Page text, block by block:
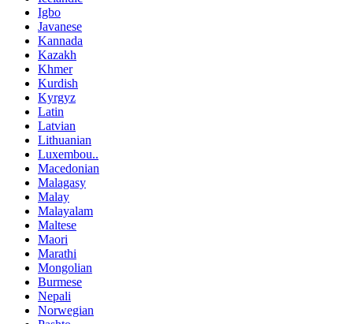
Igbo
Javanese
Kannada
Kazakh
Khmer
Kurdish
Kyrgyz
Latin
Latvian
Lithuanian
Luxembou..
Macedonian
Malagasy
Malay
Malayalam
Maltese
Maori
Marathi
Mongolian
Burmese
Nepali
Norwegian